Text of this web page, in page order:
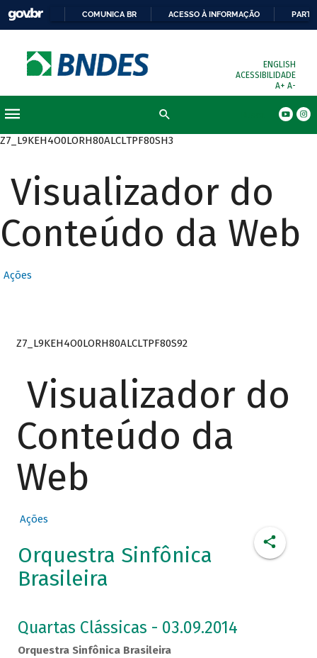
COMUNICA BR ACESSO À INFORMAÇÃO
ENGLISH
ACESSIBILIDADE
A+ A-
Z7_L9KEH4O0LORH80ALCLTPF80SH3
Visualizador do
Conteúdo da Web
Ações
Z7_L9KEH4O0LORH80ALCLTPF80S92
Visualizador do
Conteúdo da
Web
Ações
Orquestra Sinfônica
Brasileira
Quartas Clássicas - 03.09.2014
Orquestra Sinfônica Brasileira